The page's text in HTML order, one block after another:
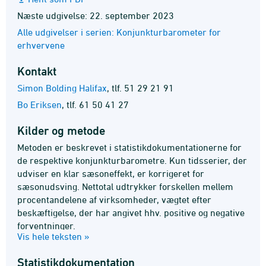
Næste udgivelse: 22. september 2023
Alle udgivelser i serien: Konjunkturbarometer for
erhvervene
Kontakt
Simon Bolding Halifax, tlf. 51 29 21 91
Bo Eriksen, tlf. 61 50 41 27
Kilder og metode
Metoden er beskrevet i statistikdokumentationerne for
de respektive konjunkturbarometre. Kun tidsserier, der
udviser en klar sæsoneffekt, er korrigeret for
sæsonudsving. Nettotal udtrykker forskellen mellem
procentandelene af virksomheder, vægtet efter
beskæftigelse, der har angivet hhv. positive og negative
forventninger.
Vis hele teksten »
Statistik­dokumentation